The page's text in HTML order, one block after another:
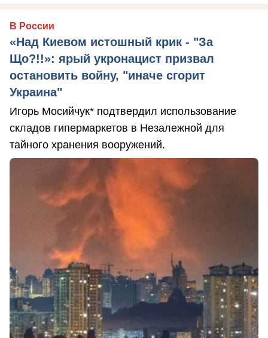
В России
«Над Киевом истошный крик - "За
Що?!!»: ярый укронацист призвал
остановить войну, "иначе сгорит
Украина"
Игорь Мосийчук* подтвердил использование
складов гипермаркетов в Незалежной для
тайного хранения вооружений.